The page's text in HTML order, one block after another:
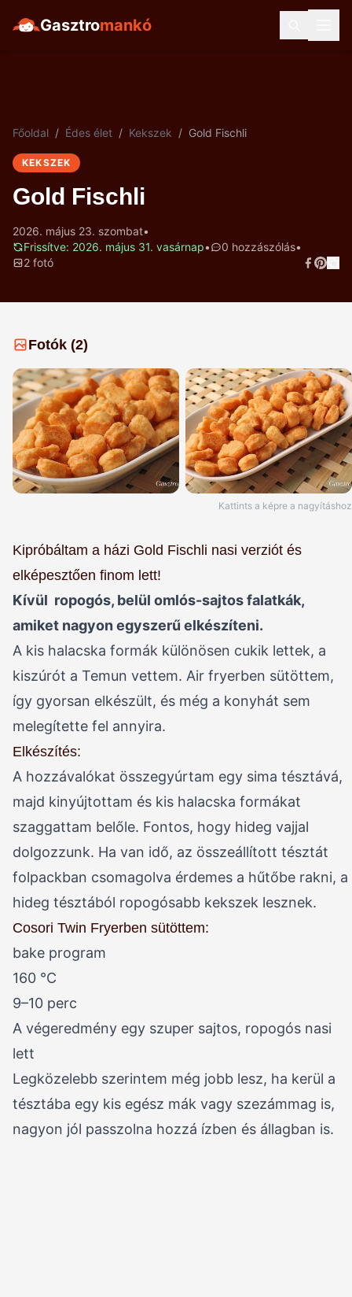
Gasztromankó
Főoldal / Édes élet / Kekszek / Gold Fischli
KEKSZEK
Gold Fischli
2026. május 23. szombat•
Frissítve: 2026. május 31. vasárnap• 0 hozzászólás•
2 fotó
Fotók (2)
Kattints a képre a nagyításhoz
Kipróbáltam a házi Gold Fischli nasi verziót és
elképesztően finom lett!
Kívül ropogós, belül omlós-sajtos falatkák,
amiket nagyon egyszerű elkészíteni.
A kis halacska formák különösen cukik lettek, a
kiszúrót a Temun vettem. Air fryerben sütöttem,
így gyorsan elkészült, és még a konyhát sem
melegítette fel annyira.
Elkészítés:
A hozzávalókat összegyúrtam egy sima tésztává,
majd kinyújtottam és kis halacska formákat
szaggattam belőle. Fontos, hogy hideg vajjal
dolgozzunk. Ha van idő, az összeállított tésztát
folpackban csomagolva érdemes a hűtőbe rakni, a
hideg tésztából ropogósabb kekszek lesznek.
Cosori Twin Fryerben sütöttem:
bake program
160 °C
9–10 perc
A végeredmény egy szuper sajtos, ropogós nasi
lett
Legközelebb szerintem még jobb lesz, ha kerül a
tésztába egy kis egész mák vagy szezámmag is,
nagyon jól passzolna hozzá ízben és állagban is.